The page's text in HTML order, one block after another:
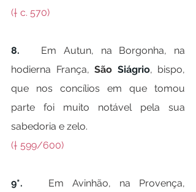
(† c. 570)
8. Em Autun, na Borgonha, na
hodierna França, São Siágrio, bispo,
que nos concílios em que tomou
parte foi muito notável pela sua
sabedoria e zelo.
(† 599/600)
9*. Em Avinhão, na Provença,